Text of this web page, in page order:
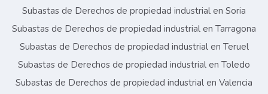
Subastas de Derechos de propiedad industrial en Soria
Subastas de Derechos de propiedad industrial en Tarragona
Subastas de Derechos de propiedad industrial en Teruel
Subastas de Derechos de propiedad industrial en Toledo
Subastas de Derechos de propiedad industrial en Valencia